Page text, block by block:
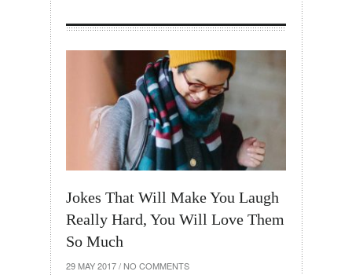
Jokes That Will Make You Laugh
Really Hard, You Will Love Them
So Much
29 MAY 2017 / NO COMMENTS